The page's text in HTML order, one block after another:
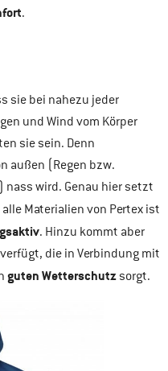
.
sie bei nahezu jeder
und Wind vom Körper
sie sein. Denn
außen (Regen bzw.
) nass wird. Genau hier setzt
alle Materialien von Pertex ist
. Hinzu kommt aber
die in Verbindung mit
guten Wetterschutzsorgt.